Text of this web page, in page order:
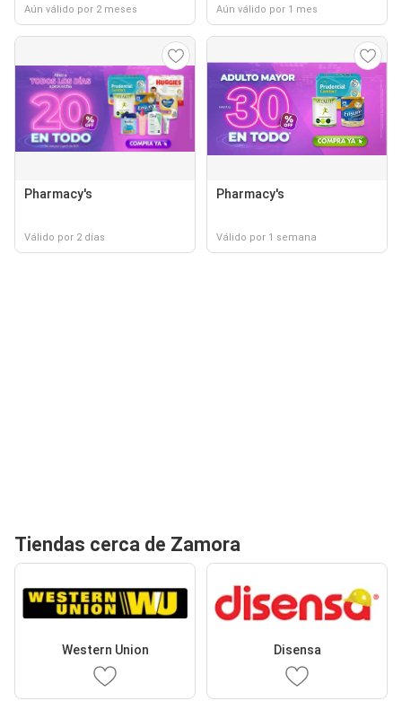
Aún válido por 2 meses Aún válido por 1 mes
Pharmacy's
Válido por 2 días
Pharmacy's
Válido por 1 semana
Tiendas cerca de Zamora
Western Union Disensa